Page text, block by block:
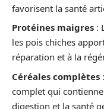
favorisent la santé
Protéines maigres :
les pois chiches
réparation et à la
Céréales complètes
complet qui
digestion et la santé